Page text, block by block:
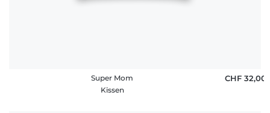
Super Mom
Kissen
CHF 32,00